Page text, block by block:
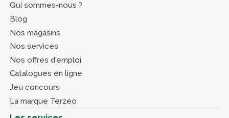
Qui sommes-nous ?
Blog
Nos magasins
Nos services
Nos offres d'emploi
Catalogues en ligne
Jeu concours
La marque Terzéo